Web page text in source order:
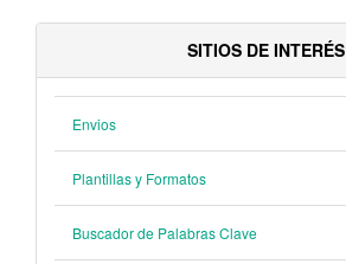
SITIOS DE INTERÉS
Envios
Plantillas y Formatos
Buscador de Palabras Clave